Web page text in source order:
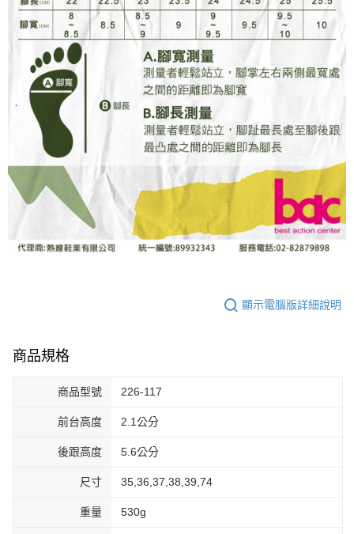
顯示電腦版詳細說明
商品規格
商品型號 226-117
前台高度 2.1公分
後跟高度 5.6公分
尺寸 35,36,37,38,39,74
重量 530g